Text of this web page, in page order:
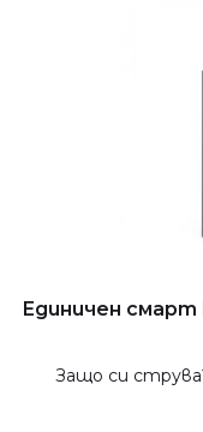
Единичен смарт
Защо си